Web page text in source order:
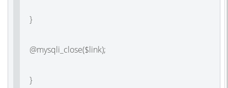
}
@mysqli_close($link);
}